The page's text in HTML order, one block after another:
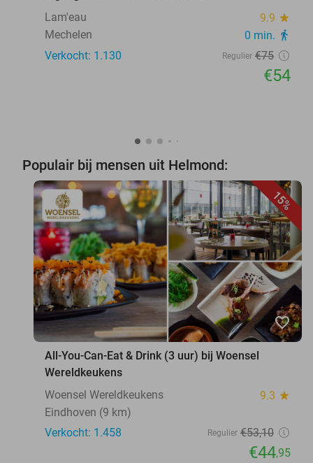
Lam'eau
9.9 star
Mechelen 0 min. directions_walk
Verkocht: 1.130 Regulier €75
€54
Populair bij mensen uit Helmond:
15%
favorite_border
All-You-Can-Eat & Drink (3 uur) bij Woensel
Wereldkeukens
Woensel Wereldkeukens
9.3 star
Eindhoven (9 km)
Verkocht: 1.458
Regulier €53,10
€44,95